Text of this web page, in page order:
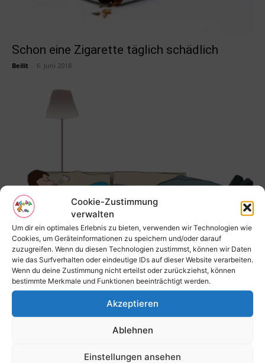
Cookie-Zustimmung
verwalten
Um dir ein optimales Erlebnis zu bieten, verwenden wir Technologien wie
Cookies, um Geräteinformationen zu speichern und/oder darauf
zuzugreifen. Wenn du diesen Technologien zustimmst, können wir Daten
wie das Surfverhalten oder eindeutige IDs auf dieser Website verarbeiten.
Wenn du deine Zustimmung nicht erteilst oder zurückziehst, können
bestimmte Merkmale und Funktionen beeinträchtigt werden.
Akzeptieren
Ablehnen
Einstellungen ansehen
Schon eine Zigarette täglich schädlich
Beilit 6. Juni 2018
Schnarcher werden kranker
Beilit - 23. Mai 2018